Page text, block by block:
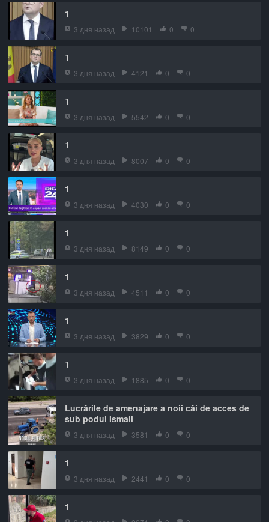
1
3 дня назад 10101 0 0
1
3 дня назад 4121 0 0
1
3 дня назад 5542 0 0
1
3 дня назад 8007 0 0
1
3 дня назад 4030 0 0
1
3 дня назад 8149 0 0
1
3 дня назад 4511 0 0
1
3 дня назад 3829 0 0
1
3 дня назад 1885 0 0
Lucrările de amenajare a noii căi de acces de
sub podul Ismail
3 дня назад 3581 0 0
1
3 дня назад 2441 0 0
1